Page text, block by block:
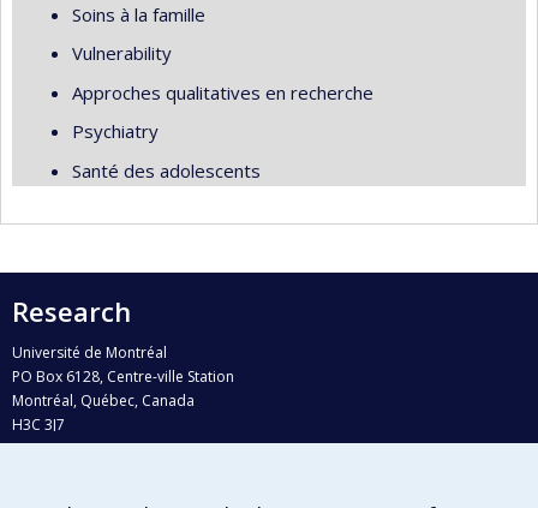
Soins à la famille
Vulnerability
Approches qualitatives en recherche
Psychiatry
Santé des adolescents
Research
Université de Montréal
PO Box 6128, Centre-ville Station
Montréal, Québec, Canada
H3C 3J7